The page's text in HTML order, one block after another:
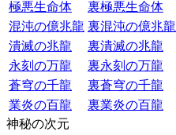
極悪生命体
裏極悪生命体
混沌の億兆龍 裏混沌の億兆龍
潰滅の兆龍
裏潰滅の兆龍
永刻の万龍
裏永刻の万龍
蒼穹の千龍
裏蒼穹の千龍
業炎の百龍
裏業炎の百龍
神秘の次元